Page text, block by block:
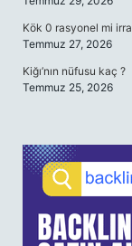
Kök 0 rasyonel mi
Temmuz 27, 2026
Kiğı’nın nüfusu kaç ?
Temmuz 25, 2026